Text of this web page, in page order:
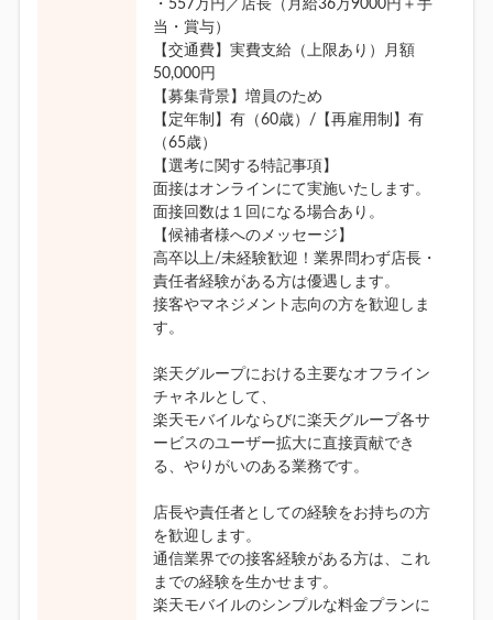
・557万円／店長（月給36万9000円＋手
当・賞与）
【交通費】実費支給（上限あり）月額
50,000円
【募集背景】増員のため
【定年制】有（60歳）/【再雇用制】有
（65歳）
【選考に関する特記事項】
面接はオンラインにて実施いたします。
面接回数は１回になる場合あり。
【候補者様へのメッセージ】
高卒以上/未経験歓迎！業界問わず店長・
責任者経験がある方は優遇します。
接客やマネジメント志向の方を歓迎しま
す。
楽天グループにおける主要なオフライン
チャネルとして、
楽天モバイルならびに楽天グループ各サ
ービスのユーザー拡大に直接貢献でき
る、やりがいのある業務です。
店長や責任者としての経験をお持ちの方
を歓迎します。
通信業界での接客経験がある方は、これ
までの経験を生かせます。
楽天モバイルのシンプルな料金プランに